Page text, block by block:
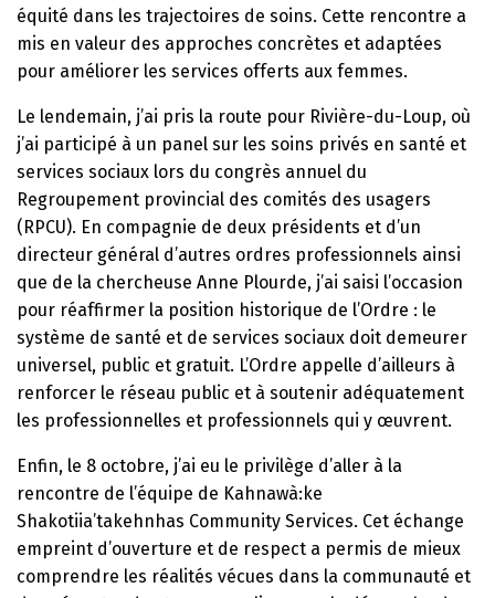
équité dans les trajectoires de soins. Cette rencontre a
mis en valeur des approches concrètes et adaptées
pour améliorer les services offerts aux femmes.
Le lendemain, j’ai pris la route pour Rivière-du-Loup, où
j’ai participé à un panel sur les soins privés en santé et
services sociaux lors du congrès annuel du
Regroupement provincial des comités des usagers
(RPCU). En compagnie de deux présidents et d’un
directeur général d’autres ordres professionnels ainsi
que de la chercheuse Anne Plourde, j’ai saisi l’occasion
pour réaffirmer la position historique de l’Ordre : le
système de santé et de services sociaux doit demeurer
universel, public et gratuit. L’Ordre appelle d’ailleurs à
renforcer le réseau public et à soutenir adéquatement
les professionnelles et professionnels qui y œuvrent.
Enfin, le 8 octobre, j’ai eu le privilège d’aller à la
rencontre de l’équipe de Kahnawà:ke
Shakotiia’takehnhas Community Services. Cet échange
empreint d’ouverture et de respect a permis de mieux
comprendre les réalités vécues dans la communauté et